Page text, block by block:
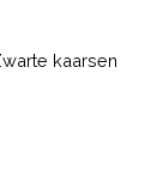
kaarsen